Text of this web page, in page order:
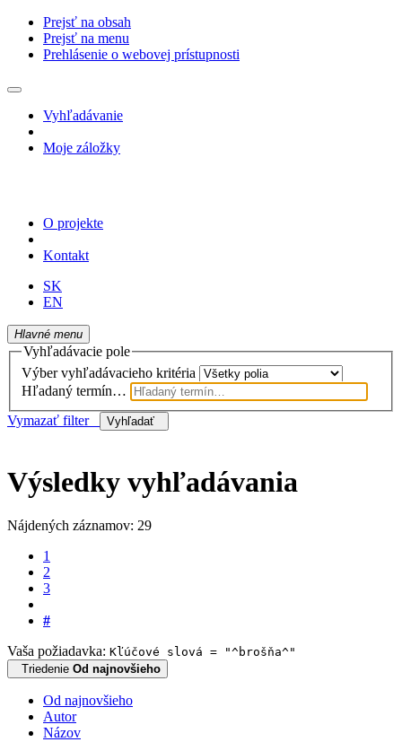
Prejsť na obsah
Prejsť na menu
Prehlásenie o webovej prístupnosti
Vyhľadávanie
Moje záložky
O projekte
Kontakt
SK
EN
Hlavné menu
Vyhľadávacie pole
Výber vyhľadávacieho kritéria
Hľadaný termín…
Vymazať filter
Vyhľadať
Výsledky vyhľadávania
Nájdených záznamov: 29
1
2
3
#
Vaša požiadavka: Kľúčové slová = "^brošňa^"
Triedenie Od najnovšieho
Od najnovšieho
Autor
Názov